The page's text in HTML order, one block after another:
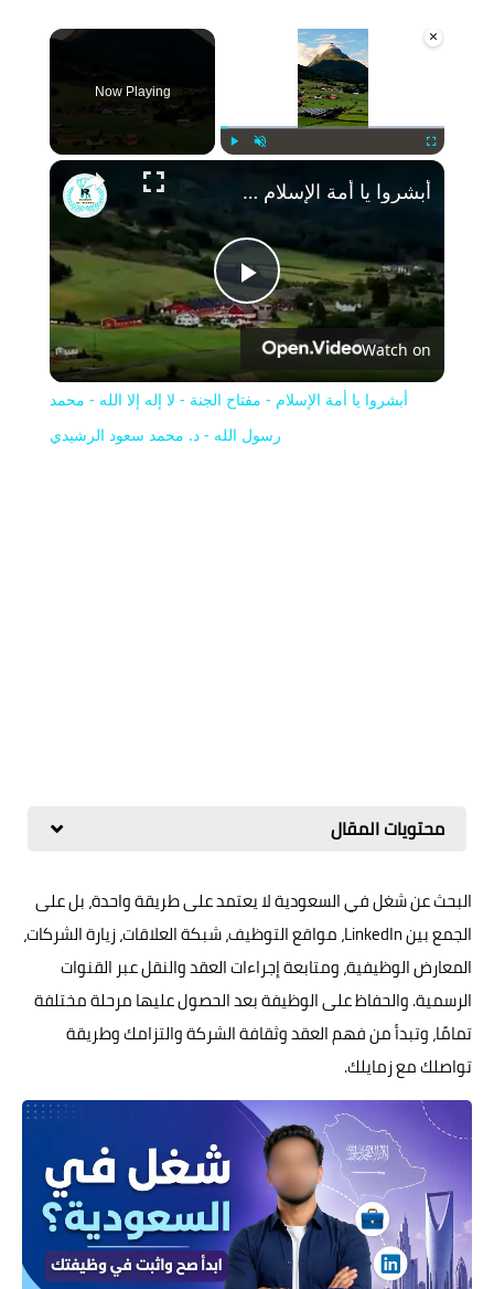
×
Fullscreen
Now Playing
Play
Video
أبشروا يا أمة الإسلام - مفتاح الجنة - لا إله إلا الله - محمد رسول الله - د. محمد سعود الرشيدي
Watch on
أبشروا يا أمة الإسلام - مفتاح الجنة - لا إله إلا الله - محمد
رسول الله - د. محمد سعود الرشيدي
محتويات المقال
البحث عن شغل في السعودية لا يعتمد على طريقة واحدة، بل على
الجمع بين LinkedIn، مواقع التوظيف، شبكة العلاقات، زيارة الشركات،
المعارض الوظيفية، ومتابعة إجراءات العقد والنقل عبر القنوات
الرسمية. والحفاظ على الوظيفة بعد الحصول عليها مرحلة مختلفة
تمامًا، وتبدأ من فهم العقد وثقافة الشركة والتزامك وطريقة
تواصلك مع زمايلك.